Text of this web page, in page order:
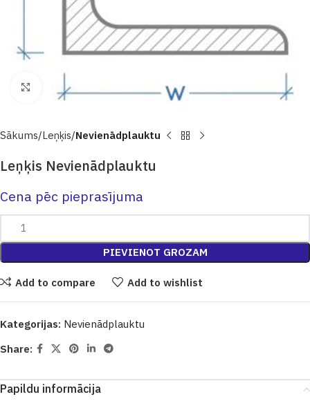
Click to enlarge
Sākums Leņķis Nevienādplauktu
Leņķis Nevienādplauktu
Cena pēc pieprasījuma
PIEVIENOT GROZAM
Add to compare Add to wishlist
Kategorijas: Nevienādplauktu
Share:
Papildu informācija